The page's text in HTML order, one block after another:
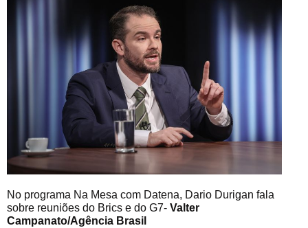
No programa Na Mesa com Datena, Dario Durigan fala
sobre reuniões do Brics e do G7- Valter
Campanato/Agência Brasil